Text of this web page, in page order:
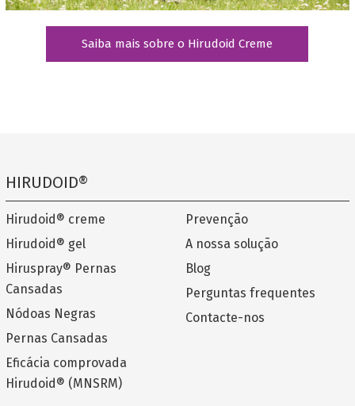
Saiba mais sobre o Hirudoid Creme
HIRUDOID®
Hirudoid® creme
Hirudoid® gel
Hiruspray® Pernas
Cansadas
Nódoas Negras
Pernas Cansadas
Eficácia comprovada
Hirudoid® (MNSRM)
Prevenção
A nossa solução
Blog
Perguntas frequentes
Contacte-nos